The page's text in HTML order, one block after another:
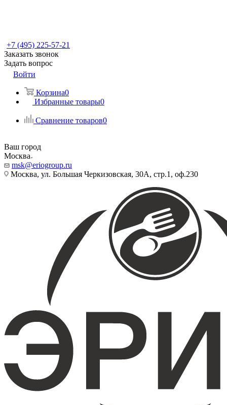
+7 (495) 225-57-21
Заказать звонок
Задать вопрос
Войти
Корзина0
Избранные товары0
Сравнение товаров0
Ваш город
Москва
msk@eriogroup.ru
Москва, ул. Большая Черкизовская, 30А, стр.1, оф.230